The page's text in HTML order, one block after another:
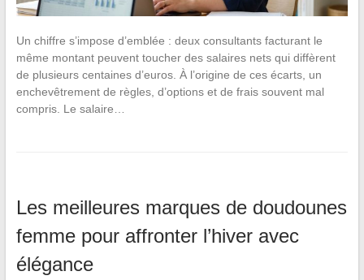
Un chiffre s’impose d’emblée : deux consultants facturant le
même montant peuvent toucher des salaires nets qui diffèrent
de plusieurs centaines d’euros. À l’origine de ces écarts, un
enchevêtrement de règles, d’options et de frais souvent mal
compris. Le salaire…
Les meilleures marques de doudounes
femme pour affronter l’hiver avec
élégance